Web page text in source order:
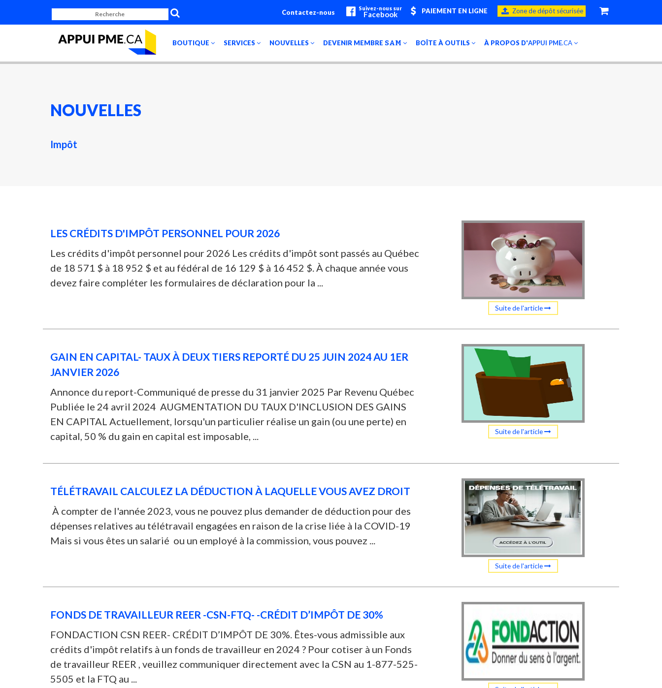
Contactez-nous
Suivez-nous sur
Facebook PAIEMENT EN LIGNE Zone de dépôt sécurisée
BOUTIQUE SERVICES NOUVELLES DEVENIR MEMBRE SAM BOÎTE À OUTILS À PROPOS D'APPUI PME.CA
NOUVELLES
Impôt
LES CRÉDITS D'IMPÔT PERSONNEL POUR 2026
Les crédits d'impôt personnel pour 2026 Les crédits d'impôt sont passés au Québec
de 18 571 $ à 18 952 $ et au fédéral de 16 129 $ à 16 452 $. À chaque année vous
devez faire compléter les formulaires de déclaration pour la ...
Suite de l'article
GAIN EN CAPITAL- TAUX À DEUX TIERS REPORTÉ DU 25 JUIN 2024 AU 1ER
JANVIER 2026
Annonce du report-Communiqué de presse du 31 janvier 2025 Par Revenu Québec
Publiée le 24 avril 2024 AUGMENTATION DU TAUX D'INCLUSION DES GAINS
EN CAPITAL Actuellement, lorsqu'un particulier réalise un gain (ou une perte) en
capital, 50 % du gain en capital est imposable, ...
Suite de l'article
TÉLÉTRAVAIL CALCULEZ LA DÉDUCTION À LAQUELLE VOUS AVEZ DROIT
À compter de l'année 2023, vous ne pouvez plus demander de déduction pour des
dépenses relatives au télétravail engagées en raison de la crise liée à la COVID-19
Mais si vous êtes un salarié ou un employé à la commission, vous pouvez ...
Suite de l'article
FONDS DE TRAVAILLEUR REER -CSN-FTQ- -CRÉDIT D’IMPÔT DE 30%
FONDACTION CSN REER- CRÉDIT D’IMPÔT DE 30%. Êtes-vous admissible aux
crédits d'impôt relatifs à un fonds de travailleur en 2024 ? Pour cotiser à un Fonds
de travailleur REER , veuillez communiquer directement avec la CSN au 1-877-525-
5505 et la FTQ au ...